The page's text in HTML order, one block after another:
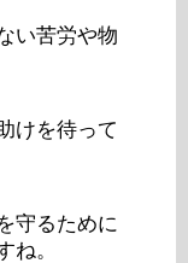
い苦労や物
けを待って
守るために
ね。